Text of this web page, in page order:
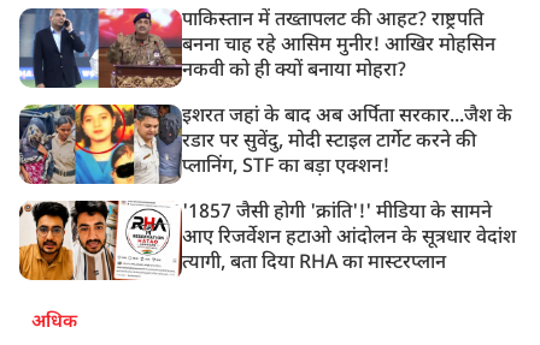
पाकिस्तान में तख्तापलट की आहट? राष्ट्रपति
बनना चाह रहे आसिम मुनीर! आखिर मोहसिन
नकवी को ही क्यों बनाया मोहरा?
इशरत जहां के बाद अब अर्पिता सरकार...जैश के
रडार पर सुवेंदु, मोदी स्टाइल टार्गेट करने की
प्लानिंग, STF का बड़ा एक्शन!
'1857 जैसी होगी 'क्रांति'!' मीडिया के सामने
आए रिजर्वेशन हटाओ आंदोलन के सूत्रधार वेदांश
त्यागी, बता दिया RHA का मास्टरप्लान
अधिक